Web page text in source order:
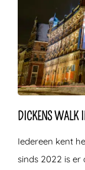
DICKENS WALK
Iedereen kent
sinds 2022 is er